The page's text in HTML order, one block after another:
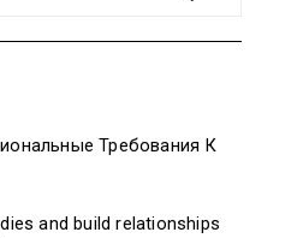
Требования К
and build relationships